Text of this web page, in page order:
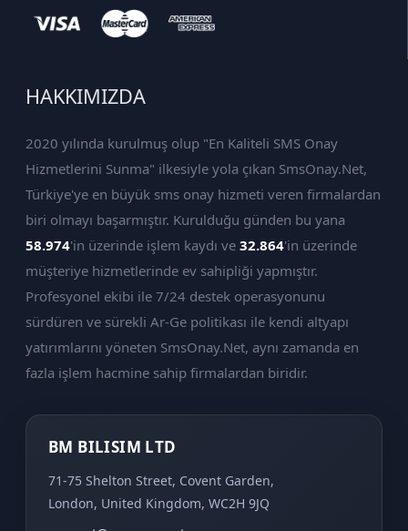
HAKKIMIZDA
2020 yılında kurulmuş olup "En Kaliteli SMS Onay
Hizmetlerini Sunma" ilkesiyle yola çıkan SmsOnay.Net,
Türkiye'ye en büyük sms onay hizmeti veren firmalardan
biri olmayı başarmıştır. Kurulduğu günden bu yana
58.974'in üzerinde işlem kaydı ve 32.864'in üzerinde
müşteriye hizmetlerinde ev sahipliği yapmıştır.
Profesyonel ekibi ile 7/24 destek operasyonunu
sürdüren ve sürekli Ar-Ge politikası ile kendi altyapı
yatırımlarını yöneten SmsOnay.Net, aynı zamanda en
fazla işlem hacmine sahip firmalardan biridir.
BM BILISIM LTD
71-75 Shelton Street, Covent Garden,
London, United Kingdom, WC2H 9JQ